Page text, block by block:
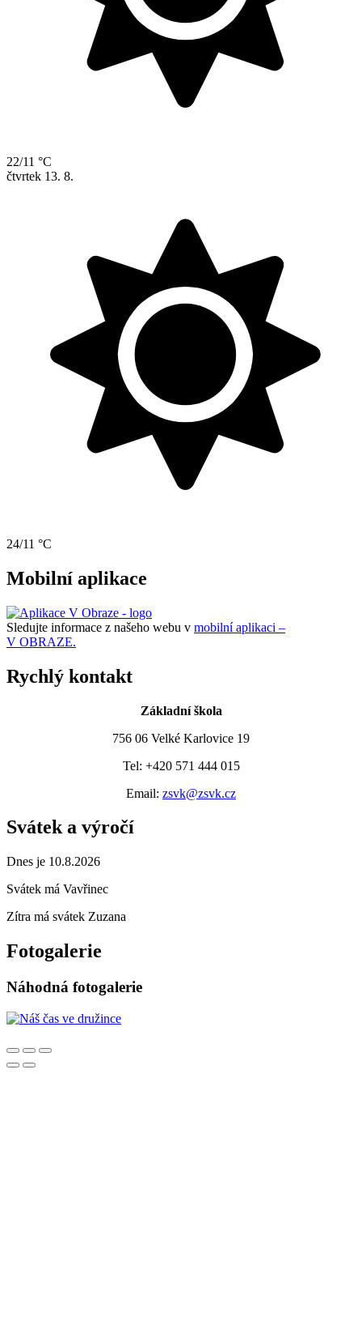
22/11 °C
čtvrtek 13. 8.
24/11 °C
Mobilní aplikace
Sledujte informace z našeho webu v mobilní aplikaci –
V OBRAZE.
Rychlý kontakt
Základní škola
756 06 Velké Karlovice 19
Tel: +420 571 444 015
Email: zsvk@zsvk.cz
Svátek a výročí
Dnes je 10.8.2026
Svátek má Vavřinec
Zítra má svátek Zuzana
Fotogalerie
Náhodná fotogalerie